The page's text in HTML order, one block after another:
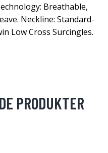
Breathable,
Neckline: Standard-
Low Cross Surcingles.
PRODUKTER